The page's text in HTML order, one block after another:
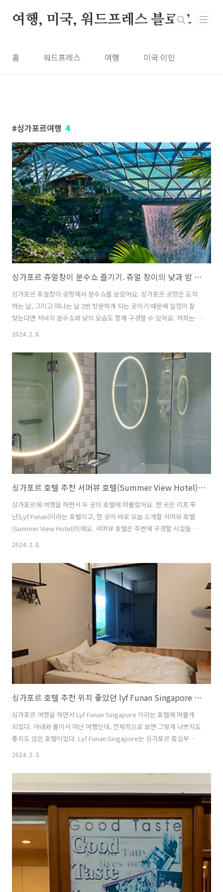
여행, 미국, 워드프레스 블로그
홈 워드프레스 여행 미국 이민
싱가포르여행 4
싱가포르 쥬얼창이 분수쇼 즐기기. 쥬얼 창이의 낮과 밤 모두 보기
싱가포르 쥬얼창이 공항에서 분수쇼를 보았어요. 싱가포르 공항은 도착
하는 날, 그리고 떠나는 날 2번 방문하게 되는 곳이기 때문에 일정이 잘
맞는다면 저녁의 분수쇼와 낮의 모습도 함께 구경할 수 있어요. 저희는
저녁에 싱가포르 쥬얼창이 공항에 도착하고, 낮에 싱가포르를 떠나는 일
도착하는 경우에는 시간에 맞춰서 레인보우 보텍스(Rainbow Vortex)
폭포를 볼 수 있는 터미널로 가서 분수쇼 구경할 수 있는데요. 대부분 한
국에서 출발 시, 저녁에 도착하는 일정의 비행기가 많아서 시간을 잘 맞
춘다면 충분히 저녁의 분수쇼도 구경할 수 있어요. 떠나는 날에도 공항에
조금 일찍 도착하는 일정으로 쥬얼창이에 도착해서 공항을 비롯한 쇼핑
2024. 2. 8.
싱가포르 호텔 추천 서머뷰 호텔(Summer View Hotel) 3박 숙박 후기
싱가포르에 여행을 하면서 두 곳의 호텔에 머물렀어요. 한 곳은 리프 푸
난(Lyf Funan)이라는 호텔이고, 한 곳이 바로 오늘 소개할 서머뷰 호텔
(Summer View Hotel)이에요. 서머뷰 호텔은 주변에 구경할 시설들이
많고, 대중 교통이 잘 되어 있어서 버스와 전철 모두를 쉽게 탈 수 있는 곳
관광지에 모두 쉽게 다녀올 수 있었어요. 저희가 머물렀던 호텔 방은 슈
페리어 더블 룸으로, 리프 푸난의 방과 비교했을 때, 훨씬 좋았던 호텔이
에요. 방도 비교적 더 넓었고, 직원들도 더 친절했어요. 밝은 화장실과 넓
은 책상이 가장 기억에 남는 곳이었는데, 싱가포르 호텔의 특성상 대부분
이 방이 좁고 비싼 편이기 때문에 서머뷰 정도의 호텔은..
2024. 2. 8.
싱가포르 호텔 추천 위치 좋았던 lyf Funan Singapore 호텔
싱가포르 여행을 하면서 Lyf Funan Singapore 이라는 호텔에 머물게
되었다. 아내와 둘이서 떠난 여행인데, 전체적으로 보면 그렇게 나쁘지도
좋지도 않은 호텔이었다. Lyf Funan Singapore는 싱가포르 중심부에
위치해 있어 관광지 접근성이 뛰어난 호텔이다. 이 호텔을 선택한 이유는
주변에는 포트 캐닝, 마리나 베이 샌즈, 싱가포르 국립 박물관 등 다양한
식당과 쇼핑을 쉽게 즐길 수 있다. 또한, 인공 클라이밍 세트장과 같은 독
특한 시설이 있어 젊은 분위기를 느낄 수 있다. 나와 아내가 머물렀던 방
은 One of a kind stud..
2024. 2. 3.